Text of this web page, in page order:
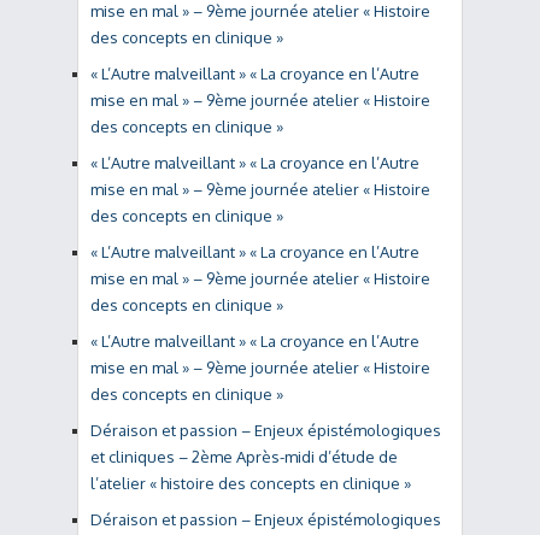
mise en mal » – 9ème journée atelier « Histoire
des concepts en clinique »
« L’Autre malveillant » « La croyance en l’Autre
mise en mal » – 9ème journée atelier « Histoire
des concepts en clinique »
« L’Autre malveillant » « La croyance en l’Autre
mise en mal » – 9ème journée atelier « Histoire
des concepts en clinique »
« L’Autre malveillant » « La croyance en l’Autre
mise en mal » – 9ème journée atelier « Histoire
des concepts en clinique »
« L’Autre malveillant » « La croyance en l’Autre
mise en mal » – 9ème journée atelier « Histoire
des concepts en clinique »
Déraison et passion – Enjeux épistémologiques
et cliniques – 2ème Après-midi d’étude de
l’atelier « histoire des concepts en clinique »
Déraison et passion – Enjeux épistémologiques